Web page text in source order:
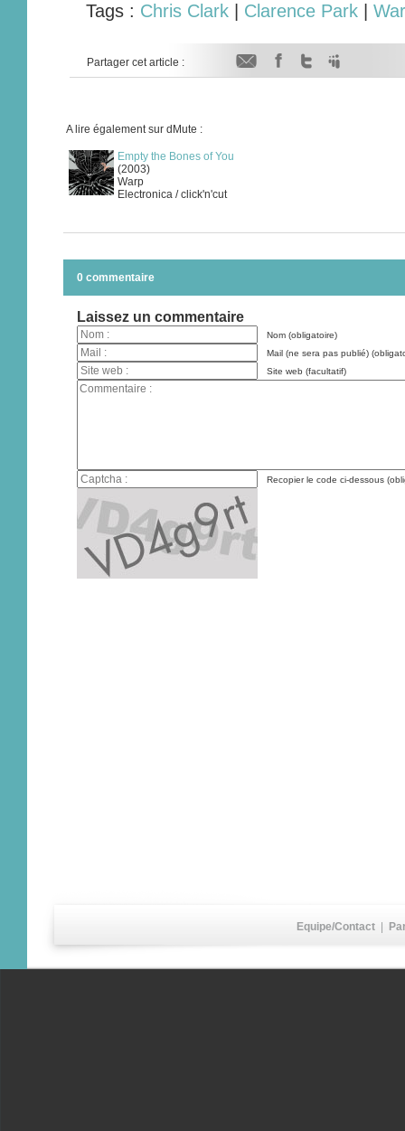
Tags : Chris Clark| Clarence Park|
Partager cet article :
A lire également sur dMute :
Empty the Bones of You
(2003)
Warp
Electronica / click'n'cut
0 commentaire
Laissez un commentaire
Nom (obligatoire)
Mail (ne sera pas publié)
Site web (facultatif)
Recopier le code ci-dessous
Equipe/Contact